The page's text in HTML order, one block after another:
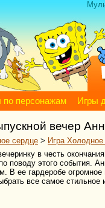
по персонажам Игры
вечер
сердце > Игра
в честь
поводу этого события.
В ее гардеробе
все самое стильное